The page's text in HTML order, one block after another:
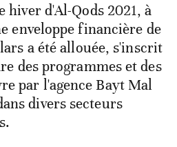
hiver d'Al-Qods 2021, à
enveloppe financière de
a été allouée, s'inscrit
des programmes et des
par l'agence Bayt Mal
divers secteurs